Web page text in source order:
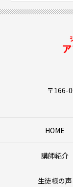
〒166-
HOME
講師紹介
生徒様の声